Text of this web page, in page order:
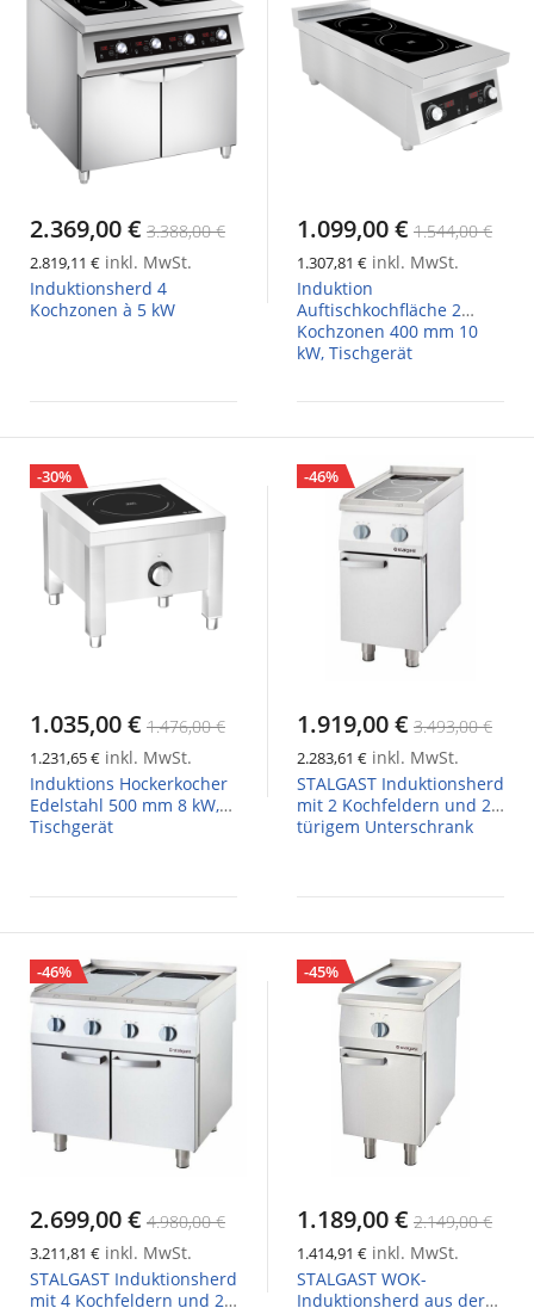
2.369,00 € 3.388,00 €
2.819,11 € inkl. MwSt.
Induktionsherd 4
Kochzonen à 5 kW
1.099,00 € 1.544,00 €
1.307,81 € inkl. MwSt.
Induktion
Auftischkochfläche 2
Kochzonen 400 mm 10
kW, Tischgerät
-30%
1.035,00 € 1.476,00 €
1.231,65 € inkl. MwSt.
Induktions Hockerkocher
Edelstahl 500 mm 8 kW,
Tischgerät
-46%
1.919,00 € 3.493,00 €
2.283,61 € inkl. MwSt.
STALGAST Induktionsherd
mit 2 Kochfeldern und 2-
türigem Unterschrank
-46%
2.699,00 € 4.980,00 €
3.211,81 € inkl. MwSt.
STALGAST Induktionsherd
mit 4 Kochfeldern und 2-
-45%
1.189,00 € 2.149,00 €
1.414,91 € inkl. MwSt.
STALGAST WOK-
Induktionsherd aus der